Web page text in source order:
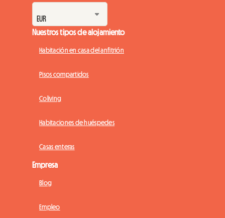
Nuestros tipos de alojamiento
Habitación en casa del anfitrión
Pisos compartidos
Coliving
Habitaciones de huéspedes
Casas enteras
Empresa
Blog
Empleo